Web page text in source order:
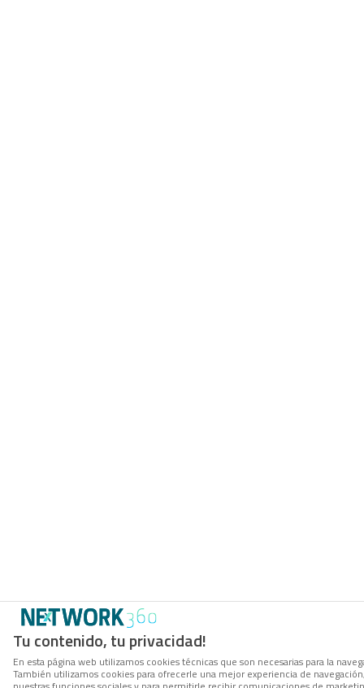
Tu contenido, tu privacidad!
En esta página web utilizamos cookies técnicas que son necesarias para la
También utilizamos cookies para ofrecerle una mejor experiencia de